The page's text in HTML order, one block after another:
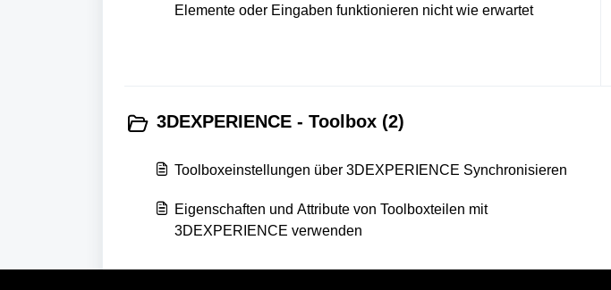
Elemente oder Eingaben funktionieren nicht wie erwartet
3DEXPERIENCE - Toolbox (2)
Toolboxeinstellungen über 3DEXPERIENCE Synchronisieren
Eigenschaften und Attribute von Toolboxteilen mit
3DEXPERIENCE verwenden